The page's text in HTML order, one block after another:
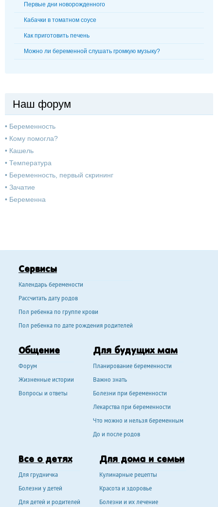
Первые дни новорожденного
Кабачки в томатном соусе
Как приготовить печень
Можно ли беременной слушать громкую музыку?
Наш форум
• Беременность
• Кому помогла?
• Кашель
• Температура
• Беременность, первый скрининг
• Зачатие
• Беременна
Сервисы
Календарь беремености
Рассчитать дату родов
Пол ребенка по группе крови
Пол ребенка по дате рождения родителей
Общение
Форум
Жизненные истории
Вопросы и ответы
Для будущих мам
Планирование беременности
Важно знать
Болезни при беременности
Лекарства при беременности
Что можно и нельзя беременным
До и после родов
Все о детях
Для грудничка
Болезни у детей
Для детей и родителей
Для дома и семьи
Кулинарные рецепты
Красота и здоровье
Болезни и их лечение